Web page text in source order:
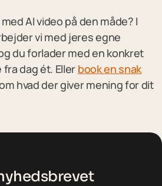
AI video på den måde? I
vi med jeres egne
du forlader med en konkret
dag ét. Eller book en snak
hvad der giver mening for dit